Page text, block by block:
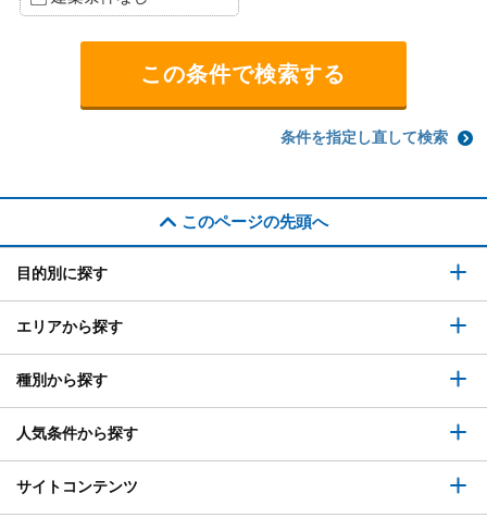
条件を指定し直して検索
このページの先頭へ
目的別に探す
エリアから探す
種別から探す
人気条件から探す
サイトコンテンツ